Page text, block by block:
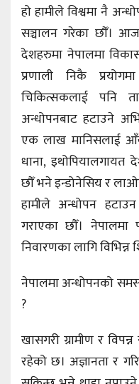
हो हामीले विश्वमा नै
सञ्चालन गरेका छौँ।
देशहरुमा नेपालमा
प्रणाली निकै
चिकित्सकलाई पनि
अन्धोपनबाट हटाउने
एक लाख मानिसलाई
धाना, इथोपियालगायत
छौँ भने इन्डोनेसिय र
हामीले अन्धोपन
गराएका छौँ। नेपालमा
निवारणका लागि
नेपालमा अन्धोपनको
?
खासगरी ग्रामीण र
रहेको छ। अज्ञानता र